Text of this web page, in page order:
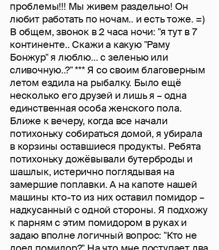
проблемы!!! Мы живем раздельно! Он
любит работать по ночам.. и есть тоже. =)
В общем, звонок в 2 часа ночи: "я тут в 7
континенте.. Скажи а какую "Раму
Бонжур" я люблю... с зеленью или
сливочную..?" *** Я со своим благоверным
летом ездила на рыбалку. Было ещё
несколько его друзей и лишь я – одна
единственная особа женского пола.
Ближе к вечеру, когда все начали
потихоньку собираться домой, я убирала
в корзины оставшиеся продукты. Ребята
потихоньку дожёвывали бутерброды и
шашлык, истерично поглядывая на
замершие поплавки. А на капоте нашей
машины кто-то из них оставил помидор –
надкусанный с одной стороны. Я подхожу
к парням с этим помидором в руках и
задаю вполне логичный вопрос: "Кто не